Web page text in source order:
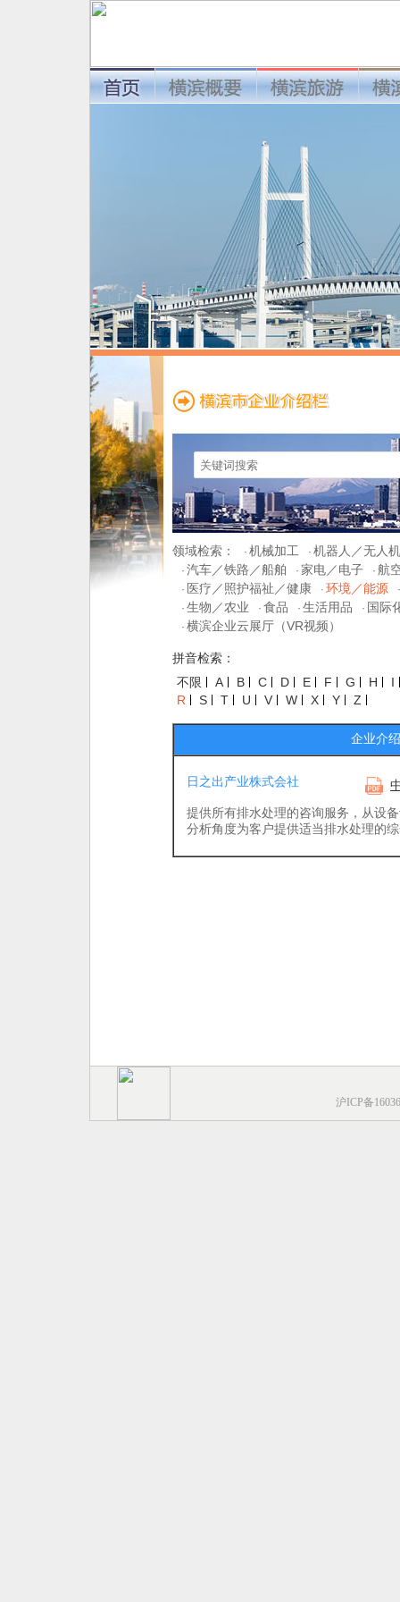
领域检索： · 机械加工 · 机器人／无人机
· 汽车／铁路／船舶 · 家电／电子 · 航
· 医疗／照护福祉／健康 · 环境／能源
·
· 生物／农业 · 食品 · 生活用品 · 国际
· 横滨企业云展厅（VR视频）
拼音检索：
不限
A B C D E F G H
I
R
S T U V W X Y Z
企业介绍
日之出产业株式会社
提供所有排水处理的咨询服务，从设
分析角度为客户提供适当排水处理的
沪ICP备